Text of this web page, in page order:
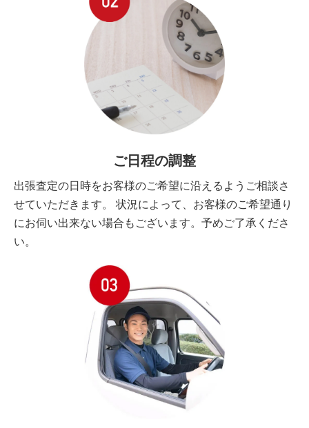
ご日程の調整
出張査定の日時をお客様のご希望に沿えるようご相談さ
せていただきます。 状況によって、お客様のご希望通り
にお伺い出来ない場合もございます。予めご了承くださ
い。